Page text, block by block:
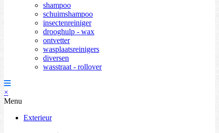
shampoo
schuimshampoo
insectenreiniger
drooghulp - wax
ontvetter
wasplaatsreinigers
diversen
wasstraat - rollover
×
Menu
Exterieur